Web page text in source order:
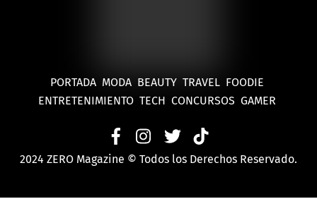
PORTADA MODA BEAUTY TRAVEL FOODIE
ENTRETENIMIENTO TECH CONCURSOS GAMER
2024 ZERO Magazine © Todos los Derechos Reservado.